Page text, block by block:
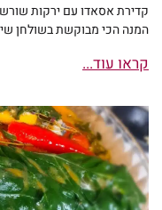
קדירת אסאדו עם ירקות
המנה הכי מבוקשת בשולחן
קראו עוד...